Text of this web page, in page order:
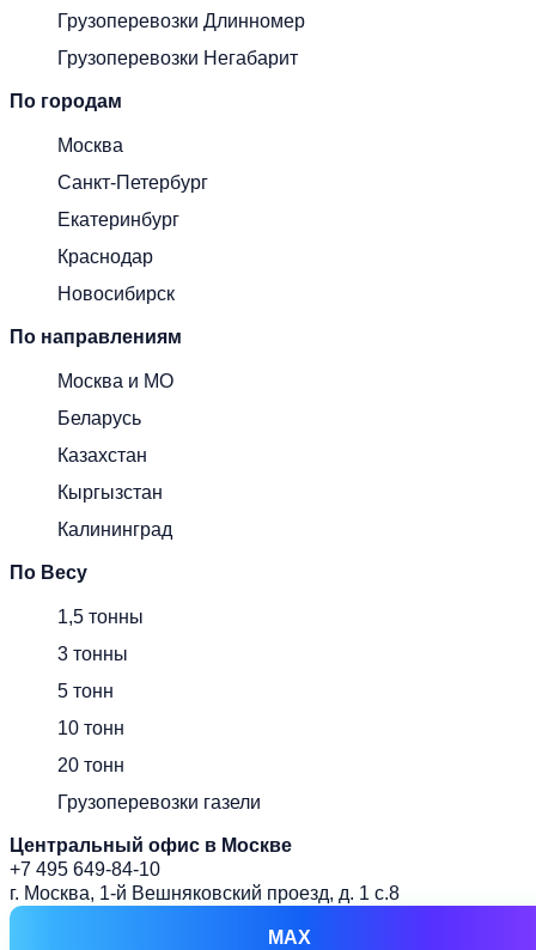
Грузоперевозки Длинномер
Грузоперевозки Негабарит
По городам
Москва
Санкт-Петербург
Екатеринбург
Краснодар
Новосибирск
По направлениям
Москва и МО
Беларусь
Казахстан
Кыргызстан
Калининград
По Весу
1,5 тонны
3 тонны
5 тонн
10 тонн
20 тонн
Грузоперевозки газели
Центральный офис в Москве
+7 495 649-84-10
г. Москва, 1-й Вешняковский проезд, д. 1 с.8
MAX